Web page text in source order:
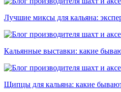
Лучшие миксы для кальяна:
Кальянные выставки: какие
Щипцы для кальяна: какие